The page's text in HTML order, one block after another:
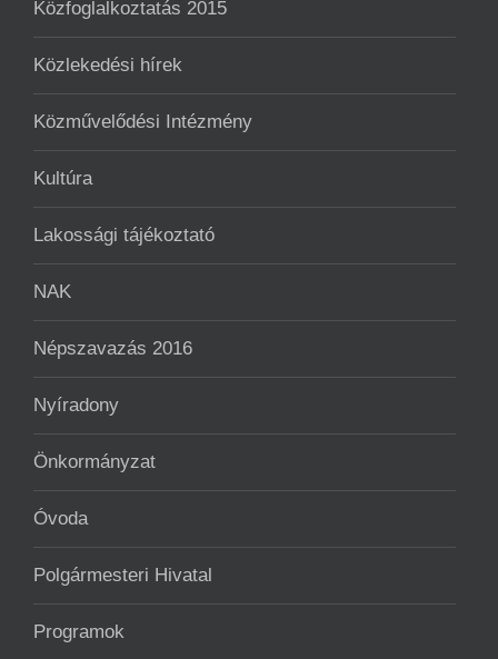
Közfoglalkoztatás 2015
Közlekedési hírek
Közművelődési Intézmény
Kultúra
Lakossági tájékoztató
NAK
Népszavazás 2016
Nyíradony
Önkormányzat
Óvoda
Polgármesteri Hivatal
Programok